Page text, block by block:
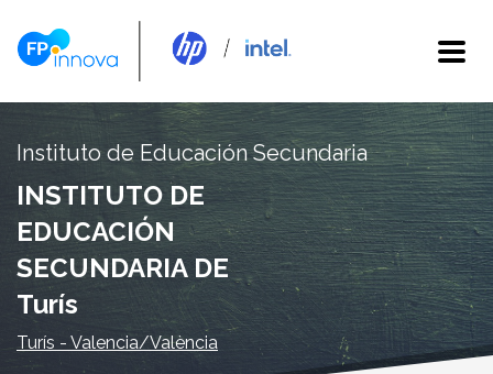
Instituto de Educación Secundaria
INSTITUTO DE
EDUCACIÓN
SECUNDARIA DE
Turís
Turís - Valencia/València